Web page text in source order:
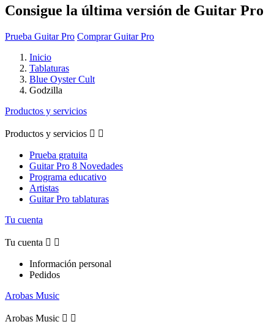
Consigue la última versión de Guitar Pro
Prueba Guitar Pro Comprar Guitar Pro
Inicio
Tablaturas
Blue Oyster Cult
Godzilla
Productos y servicios
Productos y servicios  
Prueba gratuita
Guitar Pro 8 Novedades
Programa educativo
Artistas
Guitar Pro tablaturas
Tu cuenta
Tu cuenta  
Información personal
Pedidos
Arobas Music
Arobas Music  